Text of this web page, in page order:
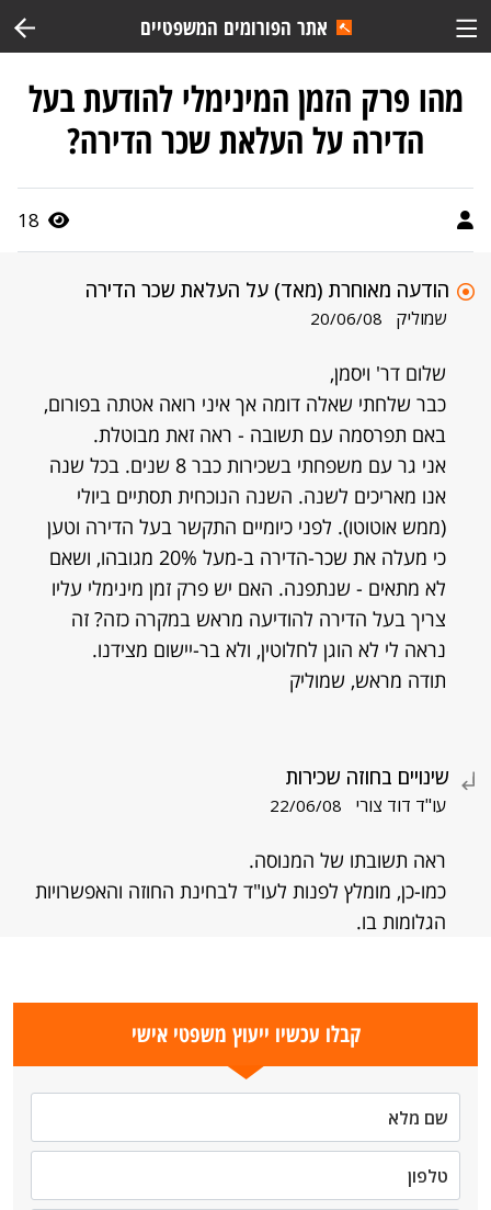
אתר הפורומים המשפטיים
מהו פרק הזמן המינימלי להודעת בעל
הדירה על העלאת שכר הדירה?
18
הודעה מאוחרת (מאד) על העלאת שכר הדירה
שמוליק 20/06/08
שלום דר' ויסמן,
כבר שלחתי שאלה דומה אך איני רואה אטתה בפורום,
באם תפרסמה עם תשובה - ראה זאת מבוטלת.
אני גר עם משפחתי בשכירות כבר 8 שנים. בכל שנה
אנו מאריכים לשנה. השנה הנוכחית תסתיים ביולי
(ממש אוטוטו). לפני כיומיים התקשר בעל הדירה וטען
כי מעלה את שכר-הדירה ב-מעל 20% מגובהו, ושאם
לא מתאים - שנתפנה. האם יש פרק זמן מינימלי עליו
צריך בעל הדירה להודיעה מראש במקרה כזה? זה
נראה לי לא הוגן לחלוטין, ולא בר-יישום מצידנו.
תודה מראש, שמוליק
שינויים בחוזה שכירות
עו"ד דוד צורי 22/06/08
ראה תשובתו של המנוסה.
כמו-כן, מומלץ לפנות לעו"ד לבחינת החוזה והאפשרויות
הגלומות בו.
קבלו עכשיו ייעוץ משפטי אישי